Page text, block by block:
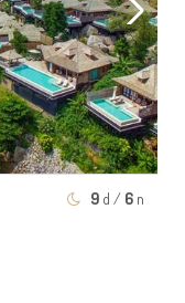
9 d / 6 n